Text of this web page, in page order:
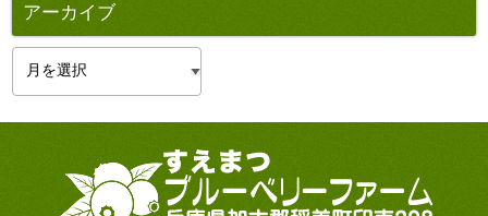
アーカイブ
イ